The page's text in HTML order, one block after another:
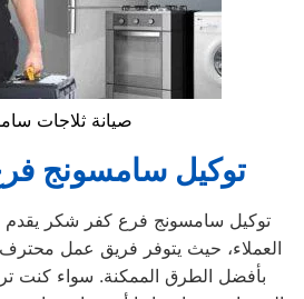
صيانة ثلاجات
توكيل سامسونج
توكيل سامسونج فرع كفر شكر يقدم
العملاء، حيث يتوفر فريق عمل
بأفضل الطرق الممكنة. سواء كنت